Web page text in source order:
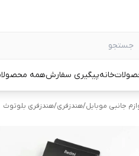
خانهپیگیری سفارشهمه
جانبی موبایل/هندزفری/هندزفری بلوتوث